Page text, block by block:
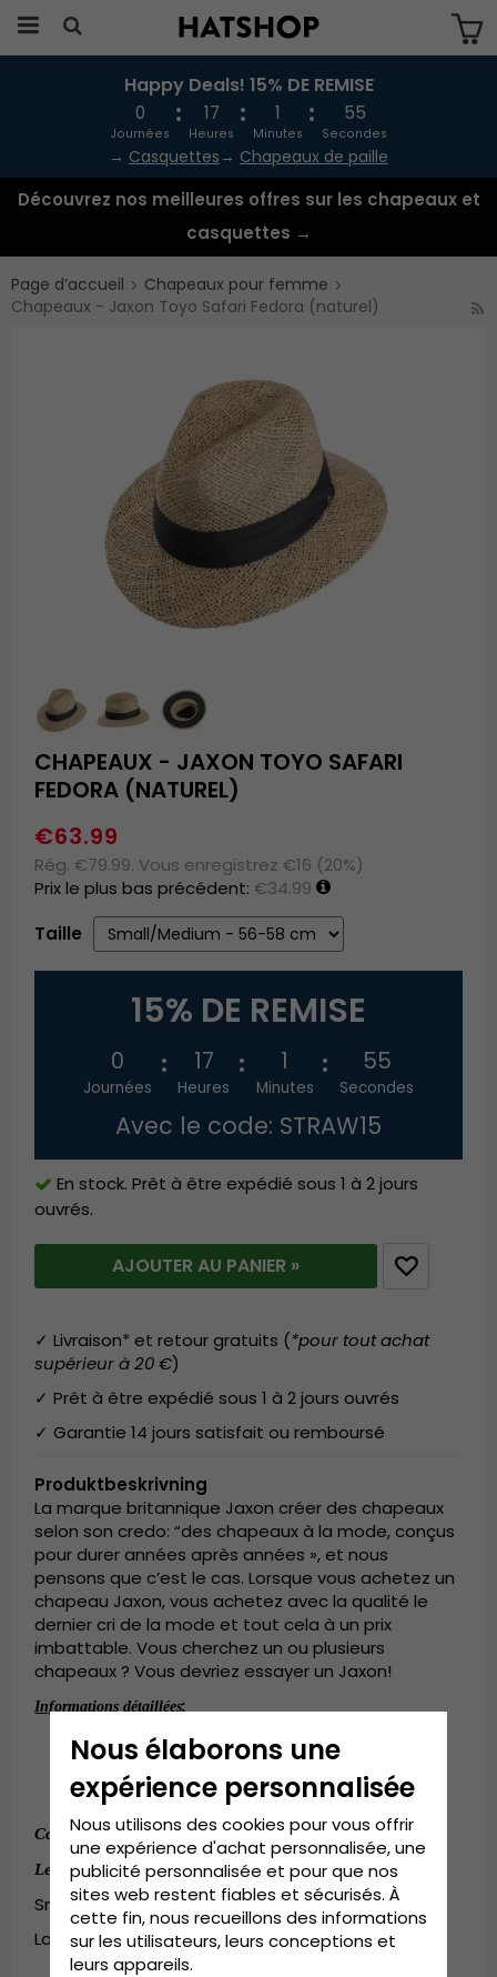
Produkten har blivit tillagd i varukorgen
Happy Deals! 15% DE REMISE
0
Journées
17
Heures
1
Minutes
54
Secondes
→ Casquettes → Chapeaux de paille
Découvrez nos meilleures offres sur les chapeaux et
casquettes →
Page d’accueil
Chapeaux pour femme
Chapeaux - Jaxon Toyo Safari Fedora (naturel)
CHAPEAUX - JAXON TOYO SAFARI
FEDORA (NATUREL)
€63.99
Rég. €79.99. Vous enregistrez €16 (20%)
Prix le plus bas précédent: €34.99
Taille
15% DE REMISE
0
Journées
17
Heures
1
Minutes
54
Secondes
Avec le code: STRAW15
En stock. Prêt à être expédié sous 1 à 2 jours
ouvrés.
AJOUTER AU PANIER »
✓ Livraison* et retour gratuits (*pour tout achat
supérieur à 20 €)
✓ Prêt à être expédié sous 1 à 2 jours ouvrés
✓ Garantie 14 jours satisfait ou remboursé
Produktbeskrivning
La marque britannique Jaxon créer des chapeaux
selon son credo: “des chapeaux à la mode, conçus
pour durer années après années », et nous
pensons que c’est le cas. Lorsque vous achetez un
chapeau Jaxon, vous achetez avec la qualité le
dernier cri de la mode et tout cela à un prix
imbattable. Vous cherchez un ou plusieurs
chapeaux ? Vous devriez essayer un Jaxon!
Informations détaillées:
Fedora
Composition: 100 % paille Seagrass.
Composition: 100 % paille Seagrass.
Le guide des tailles:
Small/Medium - 55cm-57cm
Large/X-Large - 58cm-60cm
Nous élaborons une
expérience personnalisée
Nous utilisons des cookies pour vous offrir
une expérience d'achat personnalisée, une
publicité personnalisée et pour que nos
sites web restent fiables et sécurisés. À
cette fin, nous recueillons des informations
sur les utilisateurs, leurs conceptions et
leurs appareils.